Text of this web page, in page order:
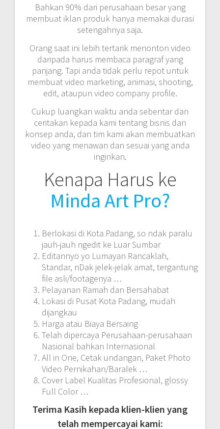
Bahkan 90% dari perusahaan besar yang
membuat iklan produk hanya memakai durasi
setengahnya saja.
Orang saat ini lebih tertarik menonton video
daripada harus membaca paragraf yang
panjang. Tapi anda tidak perlu repot untuk
membuat video marketing, animasi, shooting,
edit, ataupun video company profile.
Cukup luangkan waktu anda sebentar dan
ceritakan kepada kami tentang bisnis dan
konsep anda, dan tim kami akan membuatkan
video yang menawan dan sesuai yang anda
inginkan.
Kenapa Harus ke
Minda Art Pro?
Berlokasi di Kota Padang, so ndak paralu
jauh-jauh ngedit ke Luar Sumbar
Editannyo yo Lumayan Rancaklah,
Standar, nDak jelek-jelak amat, tergantung
file asli/footagenya …
Pelayanan Ramah dan Bersahabat
Lokasi di Pusat Kota Padang, mudah
dijangkau
Harga atau Biaya Bersaing
Telah dipercaya Perusahaan-perusahaan
Nasional bahkan Internasional
All in One, Cetak undangan, Paket Photo
Video Pernikahan/Baralek …
Cover Label Kualitas Profesional, glossy
Full Color …
Terima Kasih kepada klien-klien yang
telah mempercayai kami: